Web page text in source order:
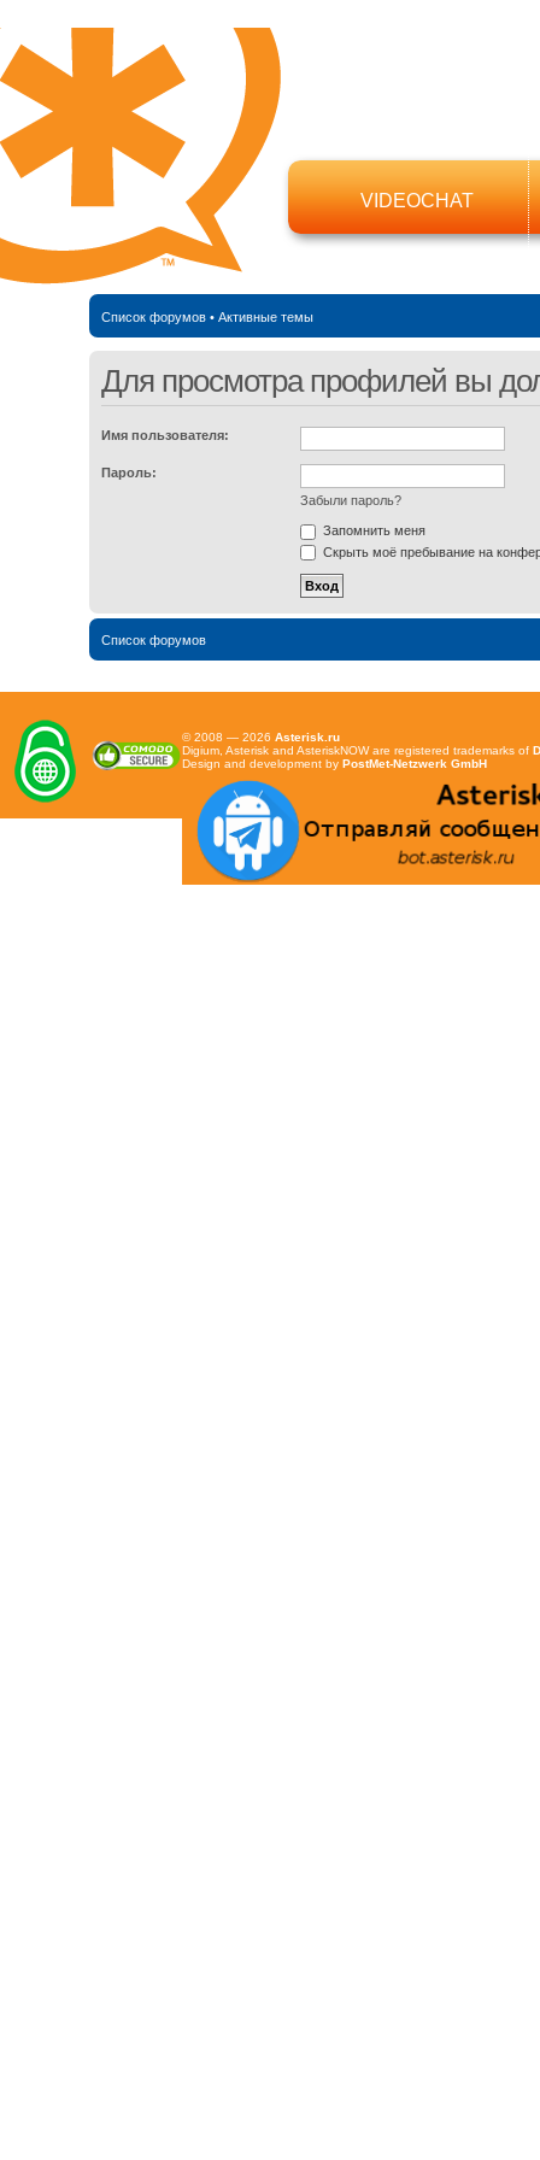
VIDEOCHAT
Список форумов• Активные темы
Для просмотра профилей вы
Имя пользователя:
Пароль:
Забыли пароль?
Запомнить меня
Скрыть моё пребывание на
Список форумов
© 2008 — 2026 Asterisk.ru
Digium, Asterisk and AsteriskNOW are registered trademarks of
Design and development by PostMet-Netzwerk GmbH